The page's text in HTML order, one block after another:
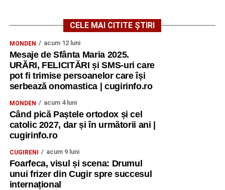
CELE MAI CITITE ȘTIRI
MONDEN acum 12 luni
Mesaje de Sfânta Maria 2025.
URĂRI, FELICITĂRI și SMS-uri care
pot fi trimise persoanelor care își
serbează onomastica | cugirinfo.ro
MONDEN acum 4 luni
Când pică Paștele ortodox și cel
catolic 2027, dar și în următorii ani |
cugirinfo.ro
CUGIRENI acum 9 luni
Foarfeca, visul și scena: Drumul
unui frizer din Cugir spre succesul
internațional